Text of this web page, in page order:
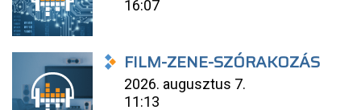
16:07
FILM-ZENE-SZÓRAKOZÁS
2026. augusztus 7.
11:13